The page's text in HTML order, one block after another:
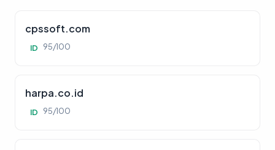
cpssoft.com
ID 95/100
harpa.co.id
ID 95/100